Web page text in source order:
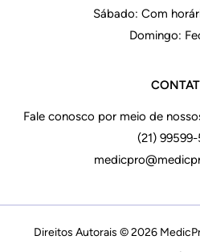
Sábado: Com
Domingo:
Fale conosco por meio de
(21) 99599-
Direitos Autorais © 2026